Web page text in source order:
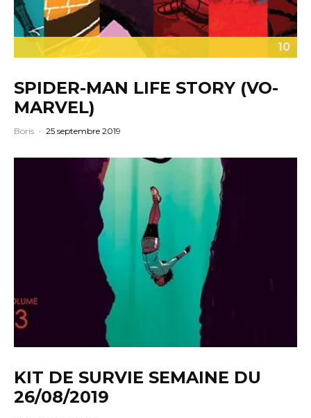
10
SPIDER-MAN LIFE STORY (VO-
MARVEL)
Boris · 25 septembre 2019
KIT DE SURVIE SEMAINE DU
26/08/2019